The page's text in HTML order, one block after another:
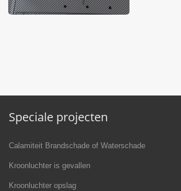
Speciale projecten
Calamiteit Brandschade of Waterschade
Kroonluchter is gevallen
Kroonluchter opslag